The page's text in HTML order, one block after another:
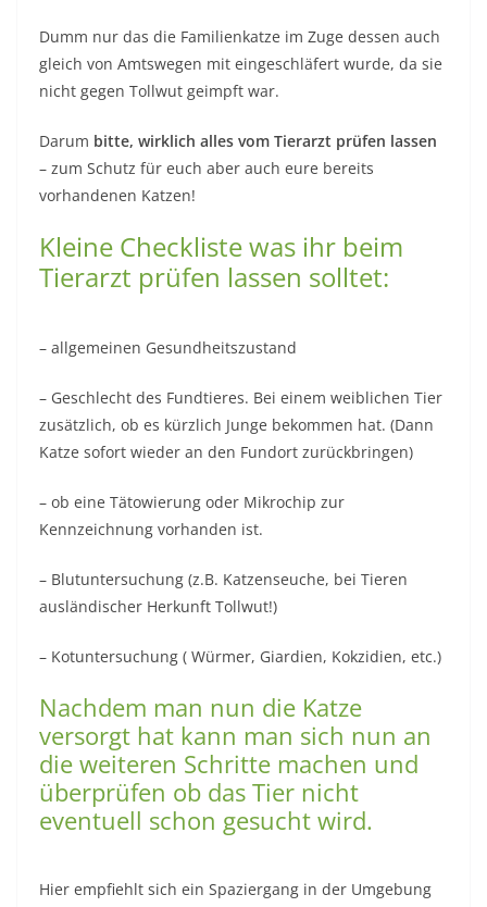
Dumm nur das die Familienkatze im Zuge dessen auch
gleich von Amtswegen mit eingeschläfert wurde, da sie
nicht gegen Tollwut geimpft war.
Darum bitte, wirklich alles vom Tierarzt prüfen lassen
– zum Schutz für euch aber auch eure bereits
vorhandenen Katzen!
Kleine Checkliste was ihr beim
Tierarzt prüfen lassen solltet:
– allgemeinen Gesundheitszustand
– Geschlecht des Fundtieres. Bei einem weiblichen Tier
zusätzlich, ob es kürzlich Junge bekommen hat. (Dann
Katze sofort wieder an den Fundort zurückbringen)
– ob eine Tätowierung oder Mikrochip zur
Kennzeichnung vorhanden ist.
– Blutuntersuchung (z.B. Katzenseuche, bei Tieren
ausländischer Herkunft Tollwut!)
– Kotuntersuchung ( Würmer, Giardien, Kokzidien, etc.)
Nachdem man nun die Katze
versorgt hat kann man sich nun an
die weiteren Schritte machen und
überprüfen ob das Tier nicht
eventuell schon gesucht wird.
Hier empfiehlt sich ein Spaziergang in der Umgebung